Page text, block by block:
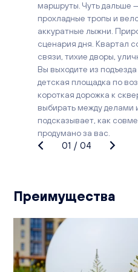
маршруты. Чуть дальше
прохладные тропы и
аккуратные лыжни.
сценария дня. Квартал
связи, тихие дворы,
Вы выходите из
детская площадка по
короткая дорожка к
выбирать между делами
подсказывает, как
продумано за вас.
01 / 04
Преимущества